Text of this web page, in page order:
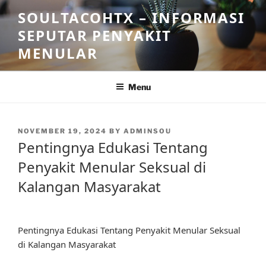
Skip
to
content
SOULTACOHTX – INFORMASI
SEPUTAR PENYAKIT
MENULAR
Menu
POSTED
NOVEMBER 19, 2024 BY ADMINSOU
Pentingnya Edukasi Tentang
Penyakit Menular Seksual di
Kalangan Masyarakat
Pentingnya Edukasi Tentang Penyakit Menular Seksual
di Kalangan Masyarakat